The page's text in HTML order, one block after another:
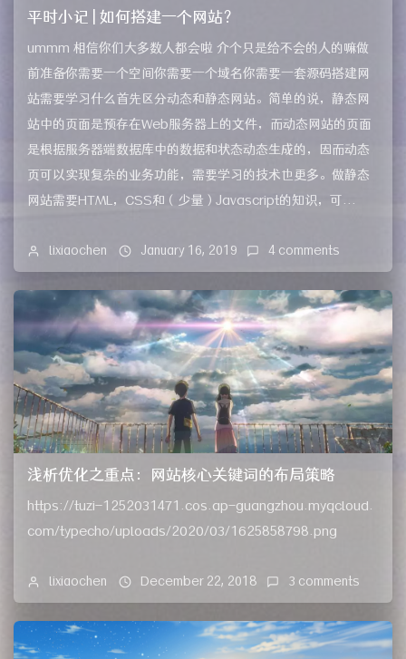
平时小记 | 如何搭建一个网站？
ummm 相信你们大多数人都会啦 介个只是给不会的人的嘛做
前准备你需要一个空间你需要一个域名你需要一套源码搭建网
站需要学习什么首先区分动态和静态网站。简单的说，静态网
站中的页面是预存在Web服务器上的文件，而动态网站的页面
是根据服务器端数据库中的数据和状态动态生成的，因而动态
页可以实现复杂的业务功能，需要学习的技术也更多。做静态
网站需要HTML，CSS和（少量）Javascript的知识，可...
lixiaochen January 16, 2019 4 comments
浅析优化之重点：网站核心关键词的布局策略
https://tuzi-1252031471.cos.ap-guangzhou.myqcloud.
com/typecho/uploads/2020/03/1625858798.png
lixiaochen December 22, 2018 3 comments